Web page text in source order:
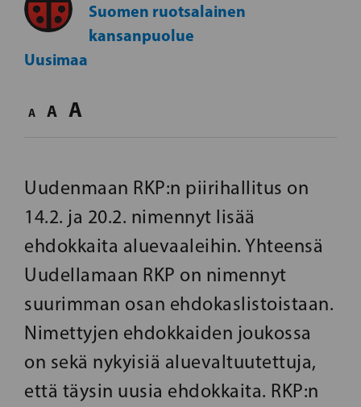
Suomen ruotsalainen
kansanpuolue
Uusimaa
A A A
Uudenmaan RKP:n piirihallitus on
14.2. ja 20.2. nimennyt lisää
ehdokkaita aluevaaleihin. Yhteensä
Uudellamaan RKP on nimennyt
suurimman osan ehdokaslistoistaan.
Nimettyjen ehdokkaiden joukossa
on sekä nykyisiä aluevaltuutettuja,
että täysin uusia ehdokkaita. RKP:n